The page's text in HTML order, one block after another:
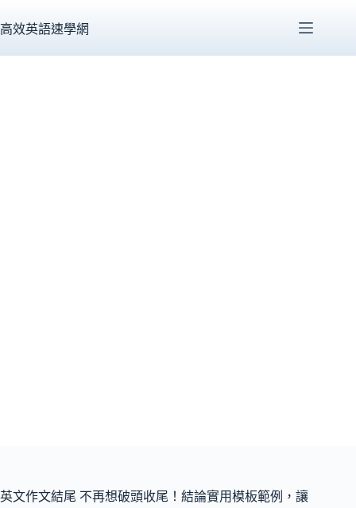
至
高效英語速學網
英文作文結尾 不再想破頭收尾！結論實用模板範例，讓